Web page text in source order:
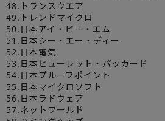
48.トランスウエア
49.トレンドマイクロ
50.日本アイ・ビー・エム
51.日本シー・エー・ディー
52.日本電気
53.日本ヒューレット・パッカード
54.日本プルーフポイント
55.日本マイクロソフト
56.日本ラドウェア
57.ネットワールド